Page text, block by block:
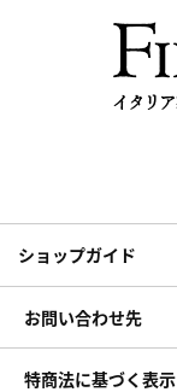
ショップガイド
お問い合わせ先
特商法に基づく表示